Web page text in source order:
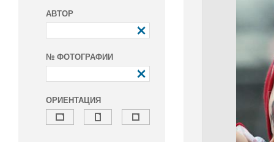
АВТОР
№ ФОТОГРАФИИ
ОРИЕНТАЦИЯ